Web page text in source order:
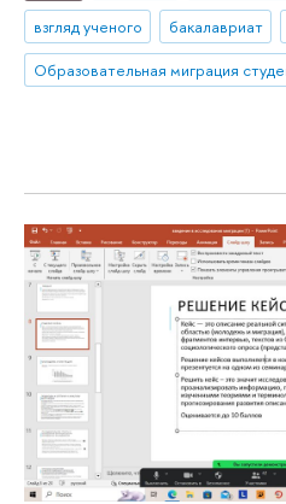
взгляд ученого
бакалавриат